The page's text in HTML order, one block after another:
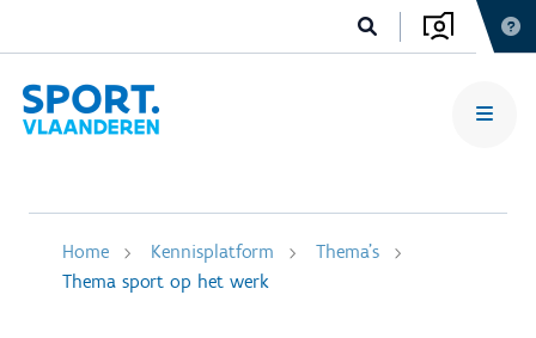
Home Kennisplatform
Thema's
Thema sport op het werk